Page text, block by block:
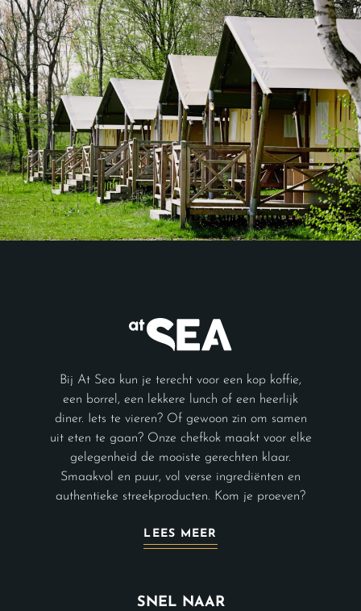
Bij At Sea kun je terecht voor een kop koffie,
een borrel, een lekkere lunch of een heerlijk
diner. Iets te vieren? Of gewoon zin om samen
uit eten te gaan? Onze chefkok maakt voor elke
gelegenheid de mooiste gerechten klaar.
Smaakvol en puur, vol verse ingrediënten en
authentieke streekproducten. Kom je proeven?
LEES MEER
SNEL NAAR